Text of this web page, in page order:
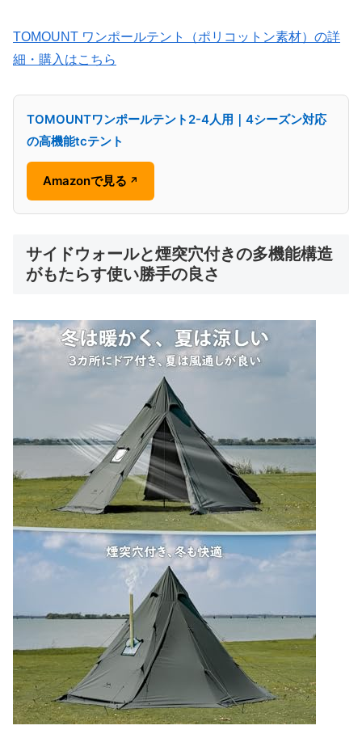
TOMOUNT ワンポールテント（ポリコットン素材）の詳
細・購入はこちら
TOMOUNTワンポールテント2-4人用｜4シーズン対応
の高機能tcテント
Amazonで見る ↗
サイドウォールと煙突穴付きの多機能構造
がもたらす使い勝手の良さ